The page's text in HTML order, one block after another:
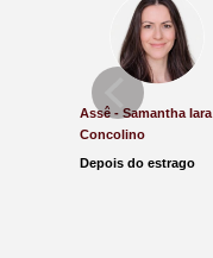
Assê - Samantha Iara
Concolino
Depois do estrago